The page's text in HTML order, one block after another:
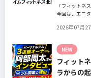
「フィットネ
今回は、エニ
についてイン
はそのスタッ
を語っていただ
2026年07月
NEW
フィット
ラからの